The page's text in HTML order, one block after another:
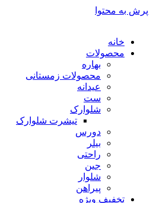
پرش به محتوا
خانه
محصولات
بهاره
محصولات زمستانی
عیدانه
ست
شلوارک
تیشرت شلوارک
دورس
بیلر
راحتی
جین
شلوار
پیراهن
تخفیف ویژه